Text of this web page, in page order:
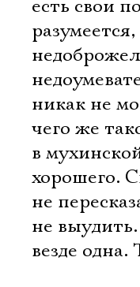
есть свои
никак не
чего же
в
хорошего.
не
не
везде